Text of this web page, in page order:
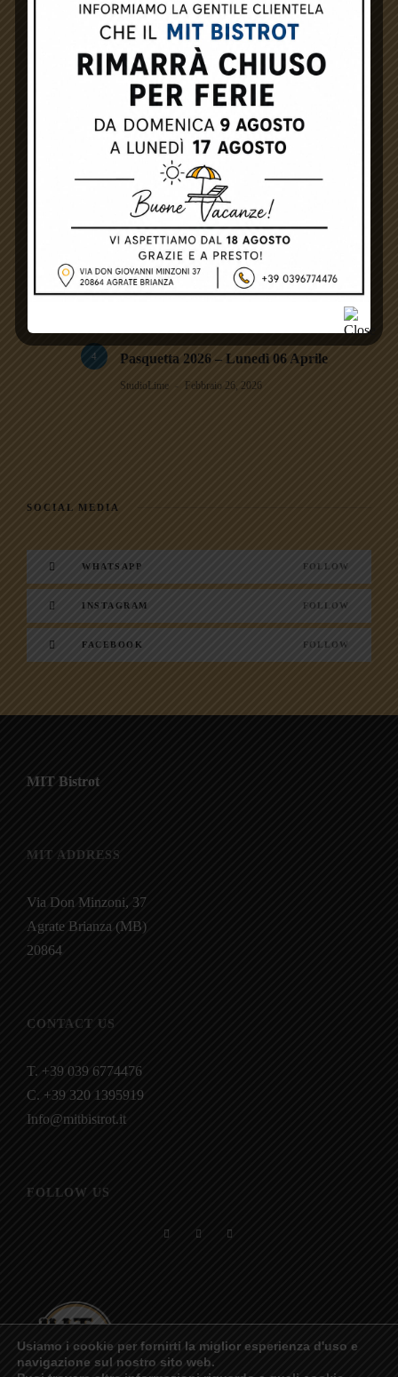
Summer Party al Mit Bistrot – Sabato 1
Agosto
StudioLime Luglio 21, 2026
Paella e Sangria – Domenica 24 maggio
2026
StudioLime Maggio 19, 2026
3 Festa di Primavera – Domenica 22 Marzo
StudioLime Febbraio 26, 2026
4 Pasquetta 2026 – Lunedì 06 Aprile
StudioLime Febbraio 26, 2026
SOCIAL MEDIA
WHATSAPP FOLLOW
INSTAGRAM FOLLOW
FACEBOOK FOLLOW
MIT Bistrot
MIT ADDRESS
Via Don Minzoni, 37
Agrate Brianza (MB)
20864
CONTACT US
T. +39 039 6774476
C. +39 320 1395919
Info@mitbistrot.it
FOLLOW US
Usiamo i cookie per fornirti la miglior esperienza d'uso e
navigazione sul nostro sito web.